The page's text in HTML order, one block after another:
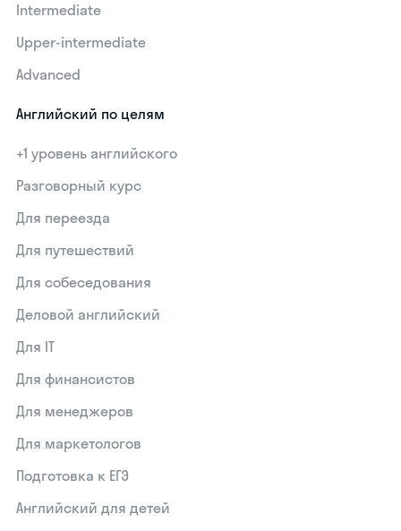
Intermediate
Upper-intermediate
Advanced
Английский по целям
+1 уровень английского
Разговорный курс
Для переезда
Для путешествий
Для собеседования
Деловой английский
Для IT
Для финансистов
Для менеджеров
Для маркетологов
Подготовка к ЕГЭ
Английский для детей